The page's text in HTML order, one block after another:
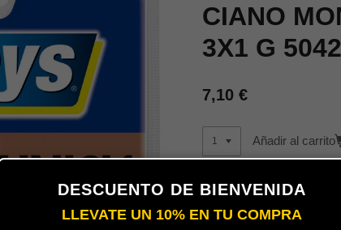
CIANO
3X1 G
7,10 €
Añadir al carrito
Mini trio de tubos CEYS
para todo tipo de materiales,
pegado resistente y duradero
DESCUENTO DE BIENVENIDA
LLEVATE UN 10% EN TU COMPRA